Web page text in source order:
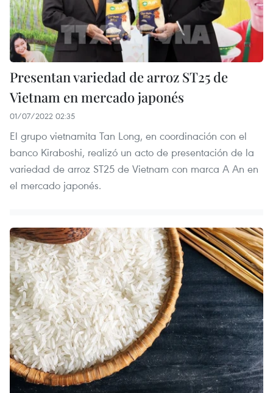
Presentan variedad de arroz ST25 de
Vietnam en mercado japonés
01/07/2022 02:35
El grupo vietnamita Tan Long, en coordinación con el
banco Kiraboshi, realizó un acto de presentación de la
variedad de arroz ST25 de Vietnam con marca A An en
el mercado japonés.